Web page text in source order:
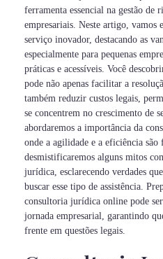
ferramenta essencial na gestão de
empresariais. Neste artigo, vamos
serviço inovador, destacando as
especialmente para pequenas
práticas e acessíveis. Você
pode não apenas facilitar a
também reduzir custos legais,
se concentrem no crescimento de
abordaremos a importância da
onde a agilidade e a eficiência são
desmistificaremos alguns mitos
jurídica, esclarecendo verdades
buscar esse tipo de assistência.
consultoria jurídica online pode
jornada empresarial, garantindo
frente em questões legais.